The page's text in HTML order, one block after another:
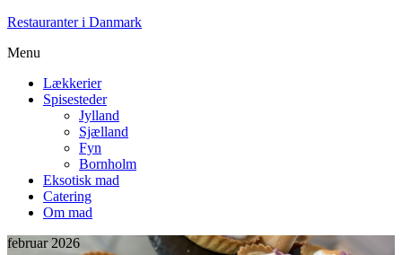
Restauranter i Danmark
Menu
Lækkerier
Spisesteder
Jylland
Sjælland
Fyn
Bornholm
Eksotisk mad
Catering
Om mad
februar 2026